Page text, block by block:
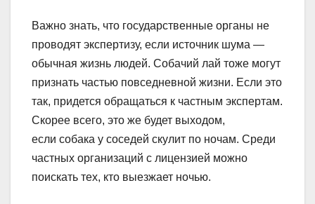
Важно знать, что государственные органы не
проводят экспертизу, если источник шума —
обычная жизнь людей. Собачий лай тоже могут
признать частью повседневной жизни. Если это
так, придется обращаться к частным экспертам.
Скорее всего, это же будет выходом,
если собака у соседей скулит по ночам. Среди
частных организаций с лицензией можно
поискать тех, кто выезжает ночью.